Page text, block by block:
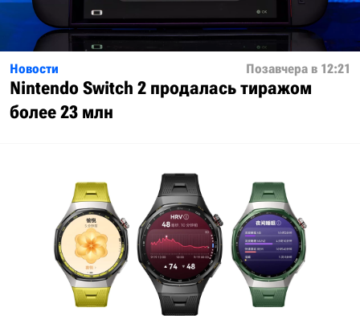
Новости Позавчера в 12:21
Nintendo Switch 2 продалась тиражом
более 23 млн